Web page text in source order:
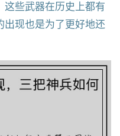
这些武器在历史上都有
出现也是为了更好地还